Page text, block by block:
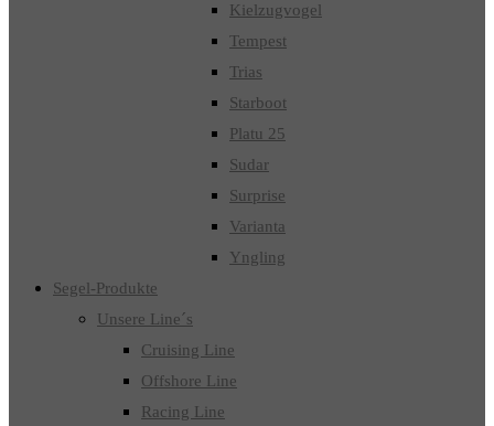
Kielzugvogel
Tempest
Trias
Starboot
Platu 25
Sudar
Surprise
Varianta
Yngling
Segel-Produkte
Unsere Line´s
Cruising Line
Offshore Line
Racing Line